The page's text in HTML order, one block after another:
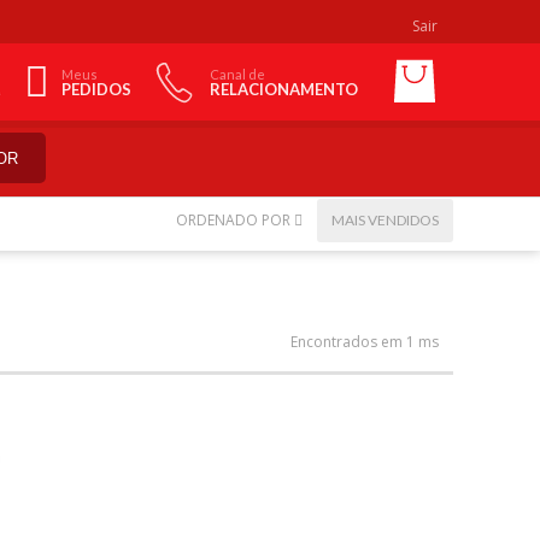
Sair
Meus
PEDIDOS
Canal de
RELACIONAMENTO
ORDENADO POR MAIS VENDIDOS
Encontrados em 1 ms